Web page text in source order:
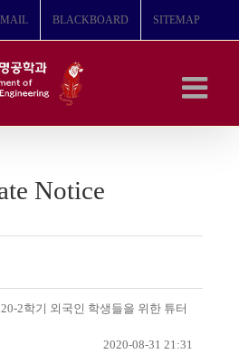
BLACKBOARD SITEMAP
Notice
2학기 외국인 학생들을 위한 튜터
2020-08-31 21:31